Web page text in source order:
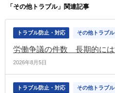
「その他トラブル」関連記事
トラブル防止・対応 その他トラブル
2026年8月5日
トラブル防止・対応 その他トラブル